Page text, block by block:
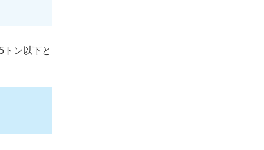
ン以下と